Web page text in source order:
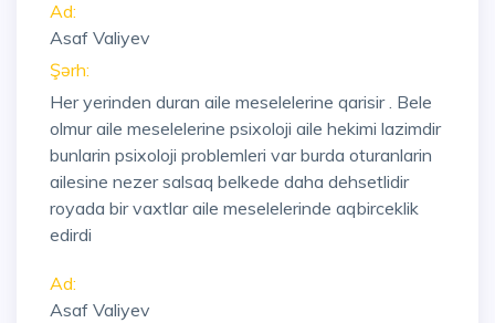
Ad:
Asaf Valiyev
Şərh:
Her yerinden duran aile meselelerine qarisir . Bele
olmur aile meselelerine psixoloji aile hekimi lazimdir
bunlarin psixoloji problemleri var burda oturanlarin
ailesine nezer salsaq belkede daha dehsetlidir
royada bir vaxtlar aile meselelerinde aqbirceklik
edirdi
Ad:
Asaf Valiyev